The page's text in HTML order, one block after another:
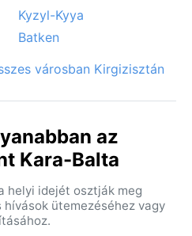
meg. Kara-Balta
éghajlat szélsőségeit
Kyzyl-Kyya
Batken
városban Kirgizisztán
az
Kara-Balta
helyi idejét osztják meg
ütemezéséhez vagy